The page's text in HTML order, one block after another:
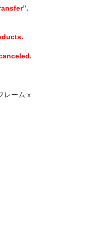
.
レーム x